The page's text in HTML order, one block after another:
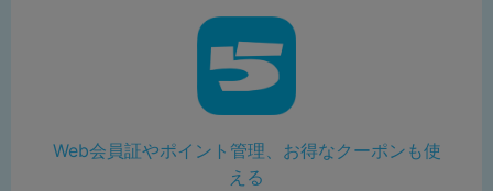
Web会員証やポイント管理、お得なクーポンも使
える